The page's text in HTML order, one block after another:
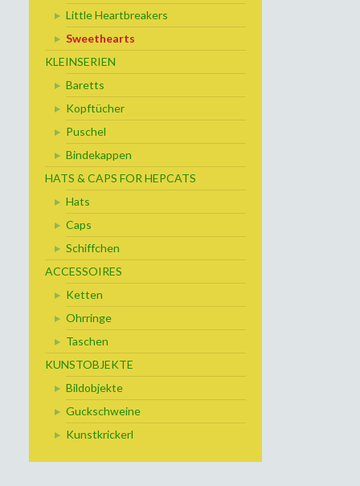
Little Heartbreakers
Sweethearts
KLEINSERIEN
Baretts
Kopftücher
Puschel
Bindekappen
HATS & CAPS FOR HEPCATS
Hats
Caps
Schiffchen
ACCESSOIRES
Ketten
Ohrringe
Taschen
KUNSTOBJEKTE
Bildobjekte
Guckschweine
Kunstkrickerl